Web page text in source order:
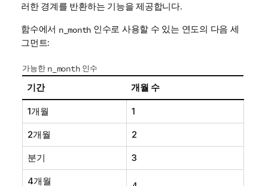
러한 경계를 반환하는 기능을 제공합니다.
함수에서 n_month 인수로 사용할 수 있는 연도의 다음 세
그먼트:
가능한 n_month인수
기간 개월 수
1개월 1
2개월 2
분기 3
4개월